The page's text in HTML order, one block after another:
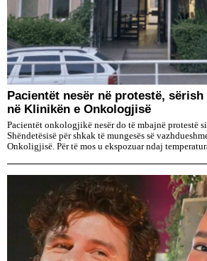
Pacientët nesër në protestë,
në Klinikën e Onkologjisë
Pacientët onkologjikë nesër do të mbajnë protestë
Shëndetësisë për shkak të mungesës së
Onkoligjisë. Për të mos u ekspozuar ndaj